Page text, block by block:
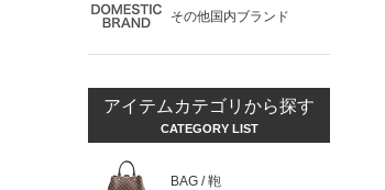
その他国内ブランド
アイテムカテゴリから探す
CATEGORY LIST
BAG / 鞄